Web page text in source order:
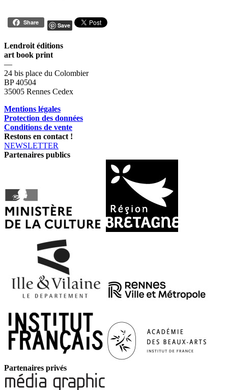
Share Save
Lendroit éditions
art book print
—
24 bis place du Colombier
BP 40504
35005 Rennes Cedex
Mentions légales
Protection des données
Conditions de vente
Restons en contact !
NEWSLETTER
Partenaires publics
Partenaires privés